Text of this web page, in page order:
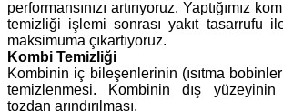
performansınızı artırıyoruz. Yaptığımız
temizliği işlemi sonrası yakıt tasarrufu
maksimuma çıkartıyoruz.
Kombi Temizliği
Kombinin iç bileşenlerinin (ısıtma
temizlenmesi. Kombinin dış
tozdan arındırılması.